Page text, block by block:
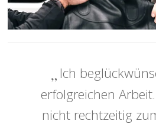
Ich
erfolgreichen
nicht rechtzeitig